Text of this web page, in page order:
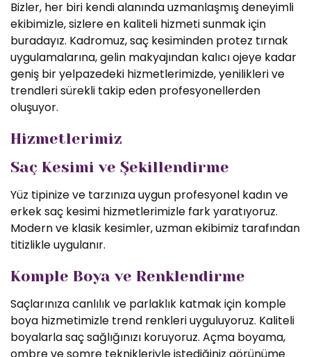
Bizler, her biri kendi alanında uzmanlaşmış deneyimli
ekibimizle, sizlere en kaliteli hizmeti sunmak için
buradayız. Kadromuz, saç kesiminden protez tırnak
uygulamalarına, gelin makyajından kalıcı ojeye kadar
geniş bir yelpazedeki hizmetlerimizde, yenilikleri ve
trendleri sürekli takip eden profesyonellerden
oluşuyor.
Hizmetlerimiz
Saç Kesimi ve Şekillendirme
Yüz tipinize ve tarzınıza uygun profesyonel kadın ve
erkek saç kesimi hizmetlerimizle fark yaratıyoruz.
Modern ve klasik kesimler, uzman ekibimiz tarafından
titizlikle uygulanır.
Komple Boya ve Renklendirme
Saçlarınıza canlılık ve parlaklık katmak için komple
boya hizmetimizle trend renkleri uyguluyoruz. Kaliteli
boyalarla saç sağlığınızı koruyoruz. Açma boyama,